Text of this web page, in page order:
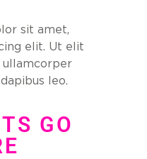
sit amet,
elit. Ut elit
ullamcorper
leo.
GO